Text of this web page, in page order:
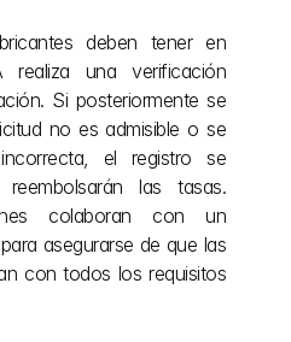
deben tener en
una verificación
Si posteriormente se
no es admisible o se
el registro se
las tasas.
asegurarse de que las
con todos los requisitos